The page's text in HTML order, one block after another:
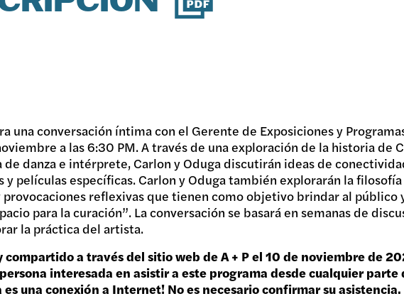
una conversación íntima con el Gerente de Exposiciones y
a las 6:30 PM. A través de una exploración de la historia de
danza e intérprete, Carlon y Oduga discutirán ideas de
y películas específicas. Carlon y Oduga también explorarán la
reflexivas que tienen como objetivo brindar al público
para la curación”. La conversación se basará en semanas de
la práctica del artista.
a través del sitio web de A + P el 10 de noviembre de
interesada en asistir a este programa desde cualquier parte
una conexión a Internet! No es necesario confirmar su asistencia.